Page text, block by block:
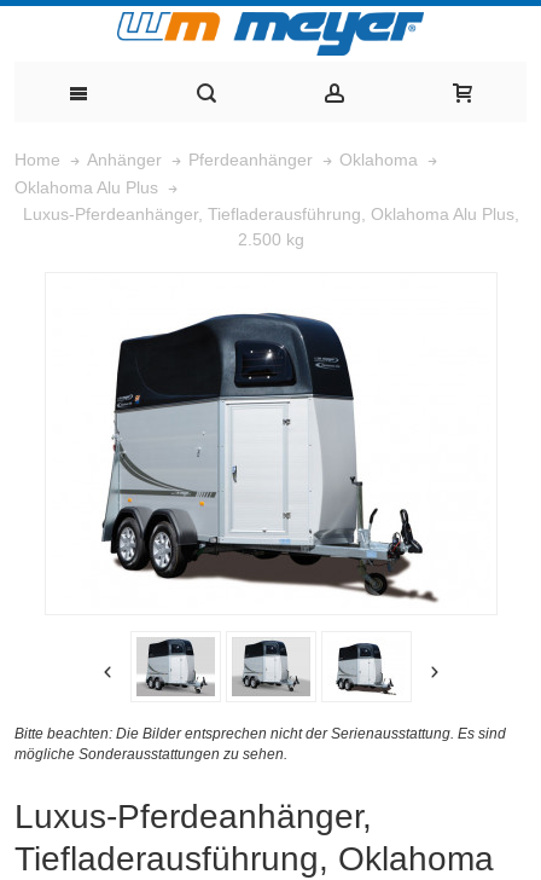
Home Anhänger Pferdeanhänger
Oklahoma
Oklahoma Alu Plus
Luxus-Pferdeanhänger, Tiefladerausführung, Oklahoma Alu Plus,
2.500 kg
Bitte beachten: Die Bilder entsprechen nicht der Serienausstattung. Es sind
mögliche Sonderausstattungen zu sehen.
Luxus-Pferdeanhänger,
Tiefladerausführung, Oklahoma